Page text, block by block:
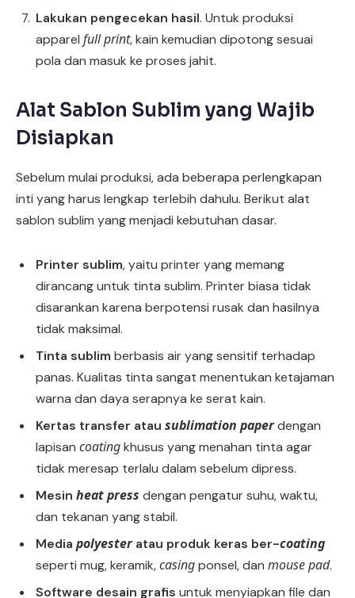
Lakukan pengecekan hasil. Untuk produksi
apparel full print, kain kemudian dipotong sesuai
pola dan masuk ke proses jahit.
Alat Sablon Sublim yang Wajib
Disiapkan
Sebelum mulai produksi, ada beberapa perlengkapan
inti yang harus lengkap terlebih dahulu. Berikut alat
sablon sublim yang menjadi kebutuhan dasar.
Printer sublim, yaitu printer yang memang
dirancang untuk tinta sublim. Printer biasa tidak
disarankan karena berpotensi rusak dan hasilnya
tidak maksimal.
Tinta sublim berbasis air yang sensitif terhadap
panas. Kualitas tinta sangat menentukan ketajaman
warna dan daya serapnya ke serat kain.
Kertas transfer atau sublimation paperdengan
lapisan coatingkhusus yang menahan tinta agar
tidak meresap terlalu dalam sebelum dipress.
Mesin heat press dengan pengatur suhu, waktu,
dan tekanan yang stabil.
Media polyesteratau produk keras ber-coating
seperti mug, keramik,casingponsel, dan mouse pad.
Software desain grafis untuk menyiapkan file dan